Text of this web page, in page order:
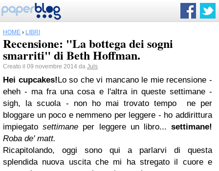
HOME › LIBRI
Recensione: "La bottega dei sogni
smarriti" di Beth Hoffman.
Creato il 09 novembre 2014 da Juls
Hei cupcakes!Lo so che vi mancano le mie recensione -
eheh - ma fra una cosa e l'altra in queste settimane -
sigh, la scuola - non ho mai trovato tempo ne per
bloggare un poco e nemmeno per leggere - ho addirittura
impiegatosettimane per leggere un libro...settimane!
Roba de' matt.
Ricapitolando, oggi sono qui a parlarvi di questa
splendida nuova uscita che mi ha stregato il cuore e